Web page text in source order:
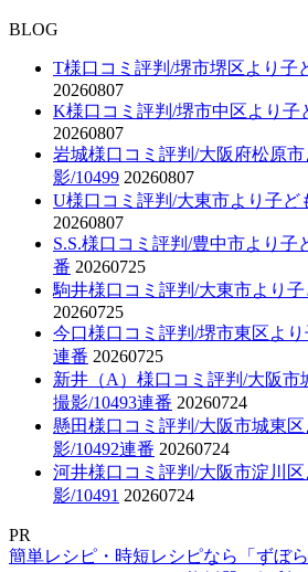
BLOG
T様口コミ評判/堺市堺区より子
20260807
K様口コミ評判/堺市中区より子
20260807
岩城様口コミ評判/大阪府松原
影/10499 20260807
U様口コミ評判/大東市より子ど
20260807
S.S.様口コミ評判/豊中市より子
番 20260725
駒井様口コミ評判/大東市より
20260725
今口様口コミ評判/堺市東区よ
連番 20260725
新井（A）様口コミ評判/大阪市
撮影/10493連番 20260724
懸田様口コミ評判/大阪市城東
影/10492連番 20260724
河井様口コミ評判/大阪市淀川
影/10491 20260724
PR
簡単レシピ・時短レシピなら「ずぼ